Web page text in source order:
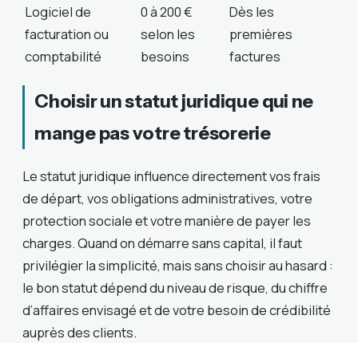
Logiciel de
facturation ou
comptabilité
0 à 200 €
selon les
besoins
Dès les
premières
factures
Choisir un statut juridique qui ne
mange pas votre trésorerie
Le statut juridique influence directement vos frais
de départ, vos obligations administratives, votre
protection sociale et votre manière de payer les
charges. Quand on démarre sans capital, il faut
privilégier la simplicité, mais sans choisir au hasard :
le bon statut dépend du niveau de risque, du chiffre
d’affaires envisagé et de votre besoin de crédibilité
auprès des clients.